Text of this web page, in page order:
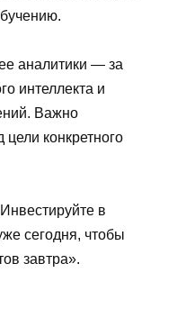
аналитики — за
интеллекта и
Важно
конкретного
в
сегодня, чтобы
завтра».